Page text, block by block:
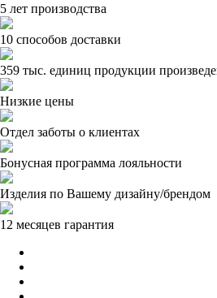
5 лет производства
10 способов доставки
359 тыс. единиц продукции
Низкие цены
Отдел заботы о клиентах
Бонусная программа лояльности
Изделия по Вашему дизайну/брендом
12 месяцев гарантия